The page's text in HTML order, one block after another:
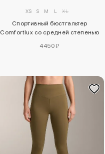
XS S M L XL
Спортивный бюстгальтер
Comfortlux со средней степенью
4450 ₽